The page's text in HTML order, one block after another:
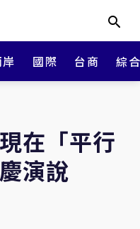
國際 台商 綜
在「平行
演說